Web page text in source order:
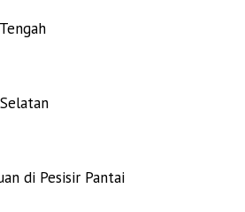
di Pesisir Pantai